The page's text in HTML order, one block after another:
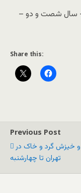
سال شصت و دو –
Share this:
Previous Post
خیزش گرد و خاک در
تهران تا چهارشنبه